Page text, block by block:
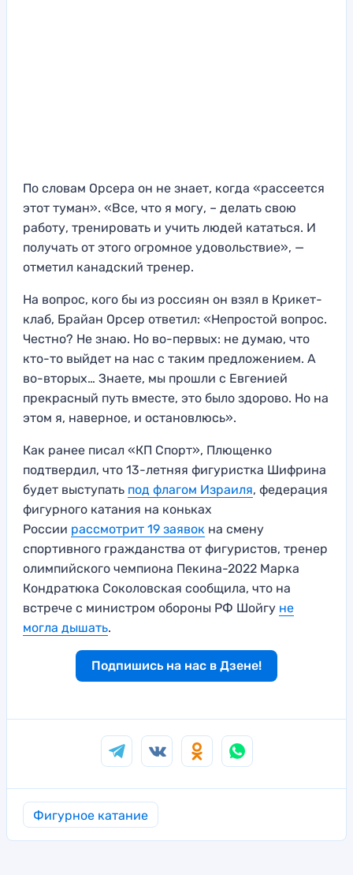
По словам Орсера он не знает, когда «рассеется
этот туман». «Все, что я могу, – делать свою
работу, тренировать и учить людей кататься. И
получать от этого огромное удовольствие», —
отметил канадский тренер.
На вопрос, кого бы из россиян он взял в Крикет-
клаб, Брайан Орсер ответил: «Непростой вопрос.
Честно? Не знаю. Но во-первых: не думаю, что
кто-то выйдет на нас с таким предложением. А
во-вторых… Знаете, мы прошли с Евгенией
прекрасный путь вместе, это было здорово. Но на
этом я, наверное, и остановлюсь».
Как ранее писал «КП Спорт», Плющенко
подтвердил, что 13-летняя фигуристка Шифрина
будет выступать под флагом Израиля, федерация
фигурного катания на коньках
России рассмотрит 19 заявок на смену
спортивного гражданства от фигуристов, тренер
олимпийского чемпиона Пекина-2022 Марка
Кондратюка Соколовская сообщила, что на
встрече с министром обороны РФ Шойгу не
могла дышать.
Подпишись на нас в Дзене!
Фигурное катание